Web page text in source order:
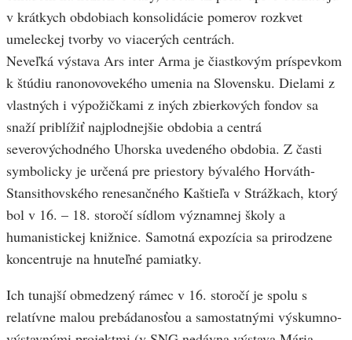
v krátkych obdobiach konsolidácie pomerov rozkvet
umeleckej tvorby vo viacerých centrách.
Neveľká výstava Ars inter Arma je čiastkovým príspevkom
k štúdiu ranonovovekého umenia na Slovensku. Dielami z
vlastných i výpožičkami z iných zbierkových fondov sa
snaží priblížiť najplodnejšie obdobia a centrá
severovýchodného Uhorska uvedeného obdobia. Z časti
symbolicky je určená pre priestory bývalého Horváth-
Stansithovského renesančného Kaštieľa v Strážkach, ktorý
bol v 16. – 18. storočí sídlom významnej školy a
humanistickej knižnice. Samotná expozícia sa prirodzene
koncentruje na hnuteľné pamiatky.
Ich tunajší obmedzený rámec v 16. storočí je spolu s
relatívne malou prebádanosťou a samostatnými výskumno-